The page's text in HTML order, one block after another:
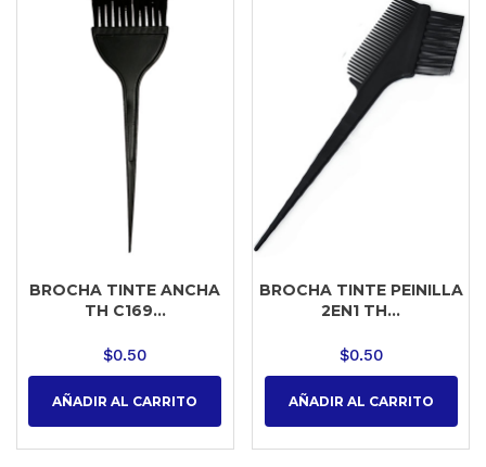
BROCHA TINTE ANCHA
TH C169...
$0.50
AÑADIR AL CARRITO
BROCHA TINTE PEINILLA
2EN1 TH...
$0.50
AÑADIR AL CARRITO